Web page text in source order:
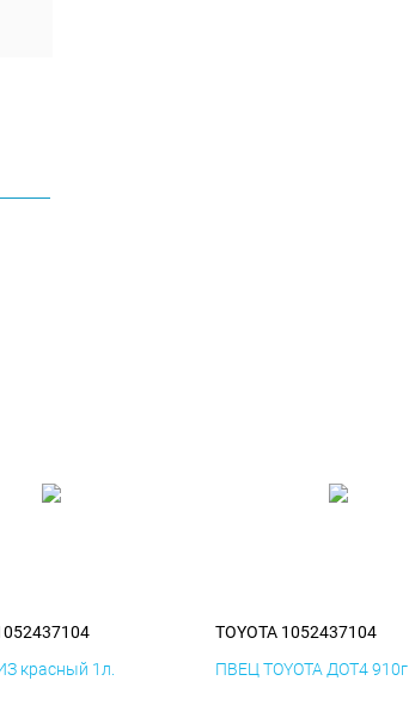
красный 1л.
TOYOTA 1052437104
ПВЕЦ TOYOTA ДОТ4 910г